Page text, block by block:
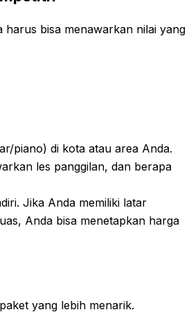
harus bisa menawarkan nilai yang
piano) di kota atau area Anda.
les panggilan, dan berapa
Jika Anda memiliki latar
Anda bisa menetapkan harga
yang lebih menarik.